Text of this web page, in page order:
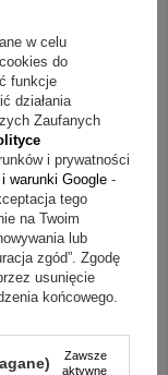
w celu
do
funkcje
działania
Zaufanych
i prywatności
warunki Google -
tego
na Twoim
lub
zgód”. Zgodę
usunięcie
końcowego.
Zawsze
aktywne